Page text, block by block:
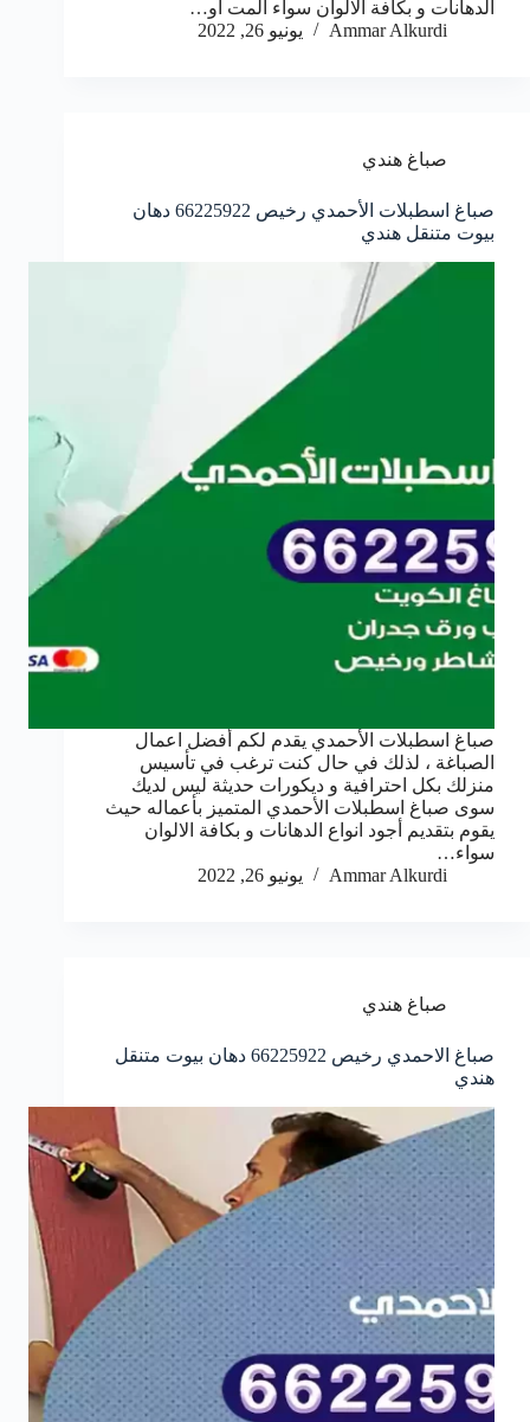
الدهانات و بكافة الالوان سواء المت أو…
Ammar Alkurdi
يونيو 26, 2022
صباغ هندي
صباغ اسطبلات الأحمدي رخيص 66225922 دهان
بيوت متنقل هندي
صباغ اسطبلات الأحمدي يقدم لكم أفضل اعمال
الصباغة ، لذلك في حال كنت ترغب في تأسيس
منزلك بكل احترافية و ديكورات حديثة ليس لديك
سوى صباغ اسطبلات الأحمدي المتميز بأعماله حيث
يقوم بتقديم أجود انواع الدهانات و بكافة الالوان
سواء…
Ammar Alkurdi
يونيو 26, 2022
صباغ هندي
صباغ الاحمدي رخيص 66225922 دهان بيوت متنقل
هندي